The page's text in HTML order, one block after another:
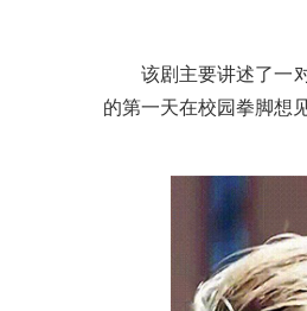
该剧主要讲述了一
的第一天在校园拳脚想